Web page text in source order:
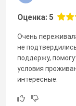
Оценка: 5
Очень
не
поддержу,
условия
интересные.